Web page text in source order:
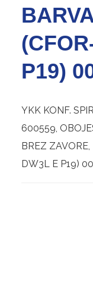
P19)
YKK KONF.
600559,
BREZ
DW3L E P19)